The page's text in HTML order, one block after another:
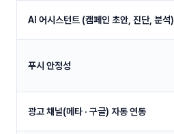
AI 어시스턴트 (캠페인 초안, 진단, 분석)
푸시 안정성
광고 채널(메타 · 구글) 자동 연동